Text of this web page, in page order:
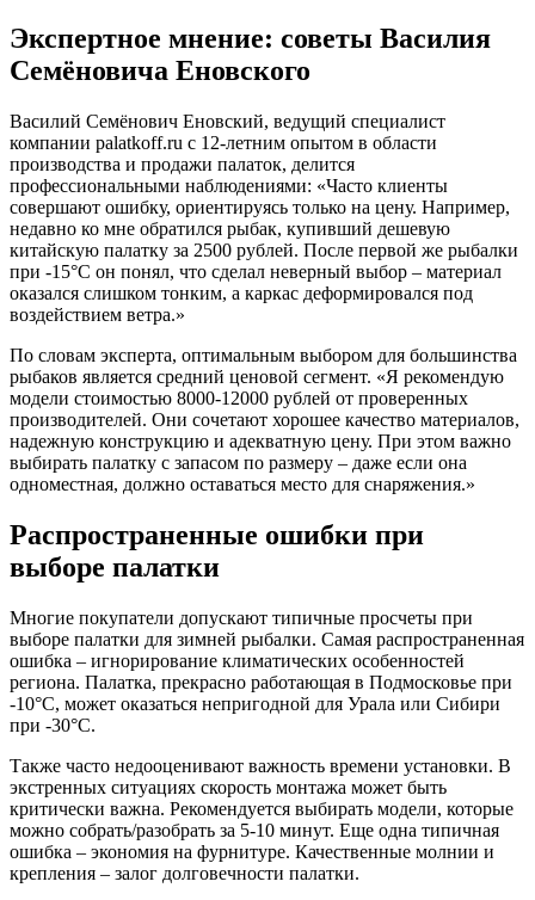
Экспертное мнение: советы Василия
Семёновича Еновского
Василий Семёнович Еновский, ведущий специалист
компании palatkoff.ru с 12-летним опытом в области
производства и продажи палаток, делится
профессиональными наблюдениями: «Часто клиенты
совершают ошибку, ориентируясь только на цену. Например,
недавно ко мне обратился рыбак, купивший дешевую
китайскую палатку за 2500 рублей. После первой же рыбалки
при -15°C он понял, что сделал неверный выбор – материал
оказался слишком тонким, а каркас деформировался под
воздействием ветра.»
По словам эксперта, оптимальным выбором для большинства
рыбаков является средний ценовой сегмент. «Я рекомендую
модели стоимостью 8000-12000 рублей от проверенных
производителей. Они сочетают хорошее качество материалов,
надежную конструкцию и адекватную цену. При этом важно
выбирать палатку с запасом по размеру – даже если она
одноместная, должно оставаться место для снаряжения.»
Распространенные ошибки при
выборе палатки
Многие покупатели допускают типичные просчеты при
выборе палатки для зимней рыбалки. Самая распространенная
ошибка – игнорирование климатических особенностей
региона. Палатка, прекрасно работающая в Подмосковье при
-10°C, может оказаться непригодной для Урала или Сибири
при -30°C.
Также часто недооценивают важность времени установки. В
экстренных ситуациях скорость монтажа может быть
критически важна. Рекомендуется выбирать модели, которые
можно собрать/разобрать за 5-10 минут. Еще одна типичная
ошибка – экономия на фурнитуре. Качественные молнии и
крепления – залог долговечности палатки.